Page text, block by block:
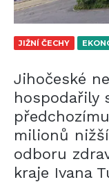
JIŽNÍ ČECHY
Jihočeské
hospodařily
milionů
odboru
kraje Ivana